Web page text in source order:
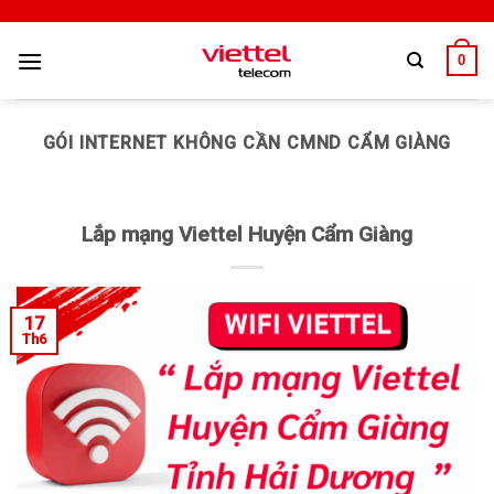
0
GÓI INTERNET KHÔNG CẦN CMND CẨM GIÀNG
Lắp mạng Viettel Huyện Cẩm Giàng
17
Th6